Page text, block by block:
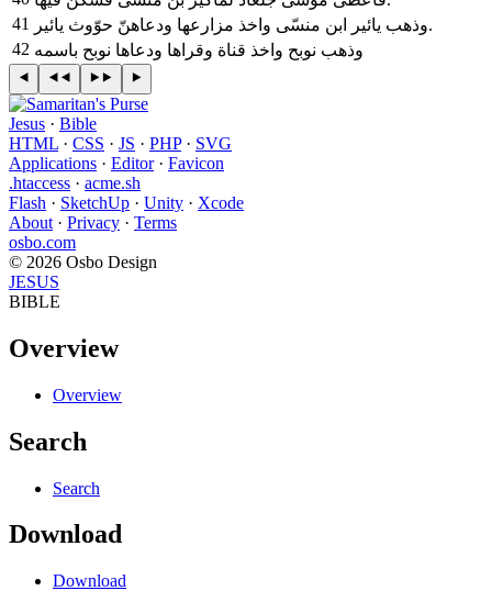
41
وذهب يائير ابن منسّى واخذ مزارعها ودعاهنّ حوّوث يائير.
42 وذهب نوبح واخذ قناة وقراها ودعاها نوبح باسمه
Jesus · Bible
HTML · CSS · JS · PHP· SVG
Applications · Editor· Favicon
.htaccess · acme.sh
Flash · SketchUp · Unity · Xcode
About · Privacy · Terms
osbo.com
© 2026 Osbo Design
JESUS
BIBLE
Overview
Overview
Search
Search
Download
Download